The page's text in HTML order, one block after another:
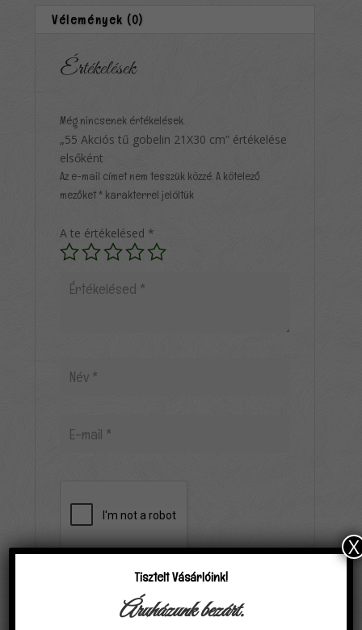
Vélemények (0)
Értékelések
Még nincsenek értékelések.
„55 Akciós tű gobelin 21X30 cm” értékelése
elsőként
Az e-mail címet nem tesszük közzé.A kötelező
mezőket * karakterrel jelöltük
A te értékelésed *
Elfogadom, hogy a carpathiagobelin.hu tárolja
Tisztelt Vásárlóink!
Áruházunk bezárt.
X